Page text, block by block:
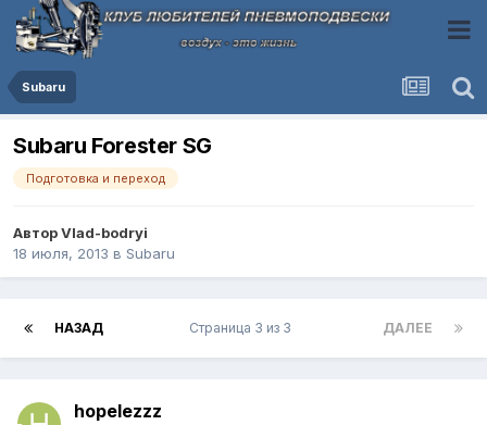
Subaru
Subaru Forester SG
Подготовка и переход
АвторVlad-bodryi
18 июля, 2013 в Subaru
НАЗАД ДАЛЕЕ
Страница 3 из 3
hopelezzz